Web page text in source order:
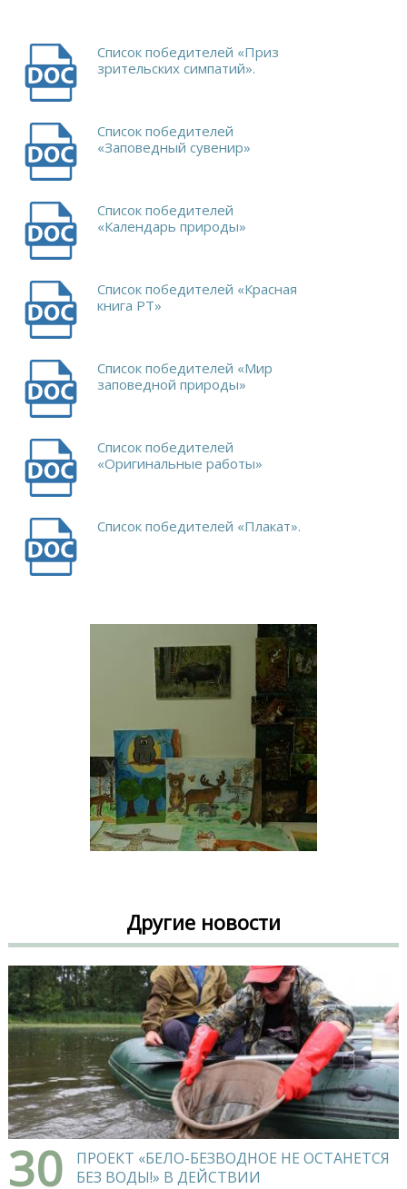
Список победителей «Приз
зрительских симпатий».
Список победителей
«Заповедный сувенир»
Список победителей
«Календарь природы»
Список победителей «Красная
книга РТ»
Список победителей «Мир
заповедной природы»
Список победителей
«Оригинальные работы»
Список победителей «Плакат».
Другие новости
30
ПРОЕКТ «БЕЛО-БЕЗВОДНОЕ НЕ ОСТАНЕТСЯ
БЕЗ ВОДЫ!» В ДЕЙСТВИИ